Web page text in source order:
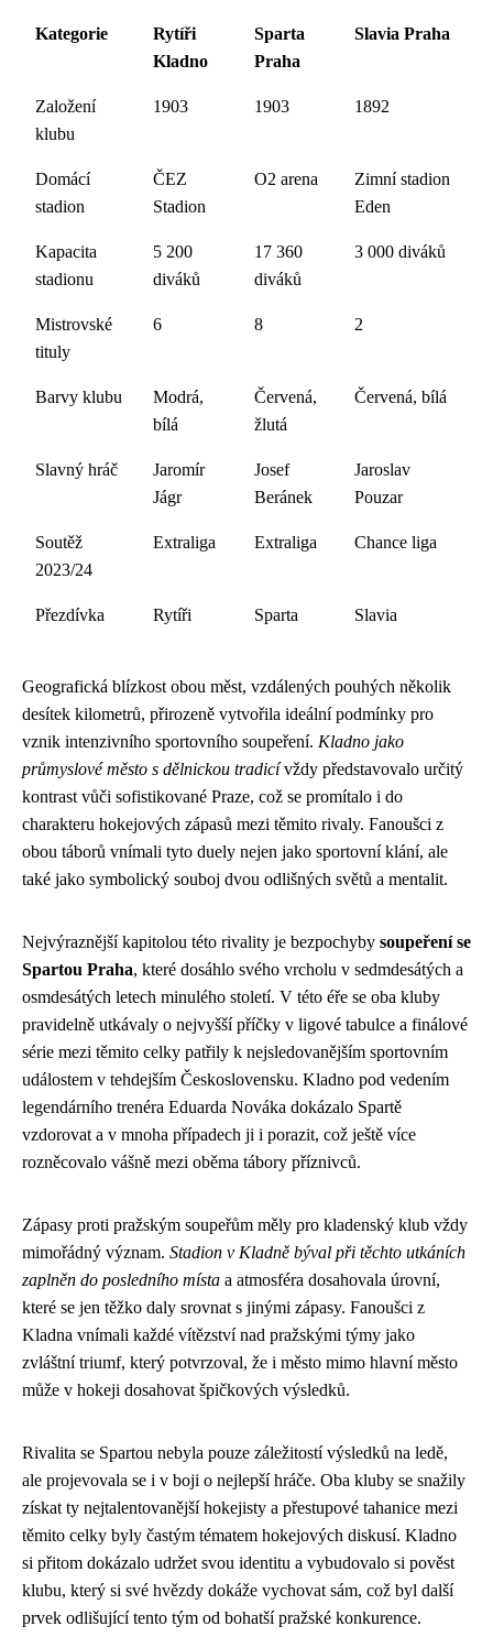
Kategorie
Rytíři
Kladno
Sparta
Praha
Slavia Praha
Založení
klubu
1903 1903 1892
Domácí
stadion
ČEZ
Stadion
O2 arena
Zimní stadion
Eden
Kapacita
stadionu
5 200
diváků
17 360
diváků
3 000 diváků
Mistrovské
tituly
6 8 2
Barvy klubu
Modrá,
bílá
Červená,
žlutá
Červená, bílá
Slavný hráč
Jaromír
Jágr
Josef
Beránek
Jaroslav
Pouzar
Soutěž
2023/24
Extraliga Extraliga Chance liga
Přezdívka Rytíři Sparta Slavia
Geografická blízkost obou měst, vzdálených pouhých několik
desítek kilometrů, přirozeně vytvořila ideální podmínky pro
vznik intenzivního sportovního soupeření. Kladno jako
průmyslové město s dělnickou tradicívždy představovalo určitý
kontrast vůči sofistikované Praze, což se promítalo i do
charakteru hokejových zápasů mezi těmito rivaly. Fanoušci z
obou táborů vnímali tyto duely nejen jako sportovní klání, ale
také jako symbolický souboj dvou odlišných světů a mentalit.
Nejvýraznější kapitolou této rivality je bezpochyby soupeření se
Spartou Praha, které dosáhlo svého vrcholu v sedmdesátých a
osmdesátých letech minulého století. V této éře se oba kluby
pravidelně utkávaly o nejvyšší příčky v ligové tabulce a finálové
série mezi těmito celky patřily k nejsledovanějším sportovním
událostem v tehdejším Československu. Kladno pod vedením
legendárního trenéra Eduarda Nováka dokázalo Spartě
vzdorovat a v mnoha případech ji i porazit, což ještě více
rozněcovalo vášně mezi oběma tábory příznivců.
Zápasy proti pražským soupeřům měly pro kladenský klub vždy
mimořádný význam. Stadion v Kladně býval při těchto utkáních
zaplněn do posledního místa a atmosféra dosahovala úrovní,
které se jen těžko daly srovnat s jinými zápasy. Fanoušci z
Kladna vnímali každé vítězství nad pražskými týmy jako
zvláštní triumf, který potvrzoval, že i město mimo hlavní město
může v hokeji dosahovat špičkových výsledků.
Rivalita se Spartou nebyla pouze záležitostí výsledků na ledě,
ale projevovala se i v boji o nejlepší hráče. Oba kluby se snažily
získat ty nejtalentovanější hokejisty a přestupové tahanice mezi
těmito celky byly častým tématem hokejových diskusí. Kladno
si přitom dokázalo udržet svou identitu a vybudovalo si pověst
klubu, který si své hvězdy dokáže vychovat sám, což byl další
prvek odlišující tento tým od bohatší pražské konkurence.